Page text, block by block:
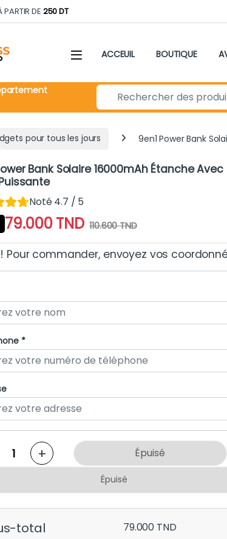
PARTIR DE 250 DT
ACCEUIL BOUTIQUE
Search for:
pour tous les jours 9en1 Power Bank
Bank Solaire 16000mAh Étanche Avec
Noté 4.7 / 5
79.000TND 110.600TND
! Pour commander, envoyez vos
*
+ Épuisé
Épuisé
total 79.000 TND